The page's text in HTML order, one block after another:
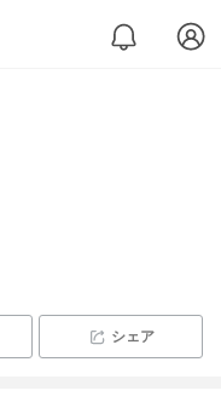
シェア